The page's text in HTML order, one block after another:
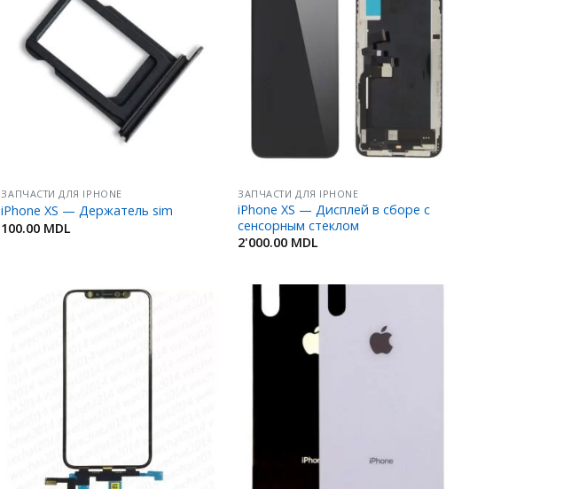
Избранное
ЗАПЧАСТИ ДЛЯ IPHONE
iPhone XS — Держатель sim
100.00 MDL
Добавить
Избранное
ЗАПЧАСТИ ДЛЯ IPHONE
iPhone XS — Дисплей в сборе с
сенсорным стеклом
2'000.00 MDL
Избранное
Добавить
Избранное